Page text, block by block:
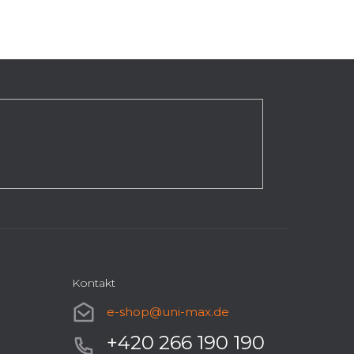
Kontakt
e-shop@uni-max.de
+420 266 190 190